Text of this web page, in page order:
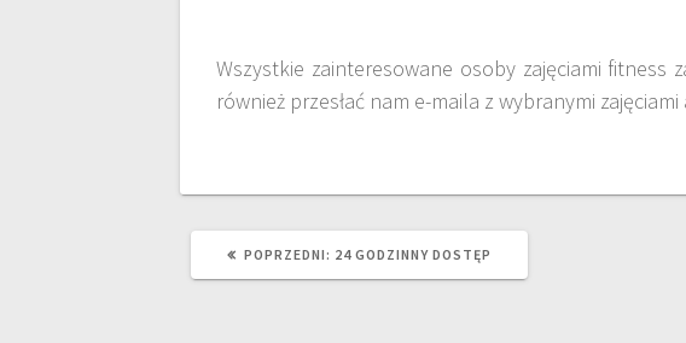
Wszystkie zainteresowane osoby zajęciami
również przesłać nam e-maila z wybranymi
POPRZEDNI: 24 GODZINNY DOSTĘP